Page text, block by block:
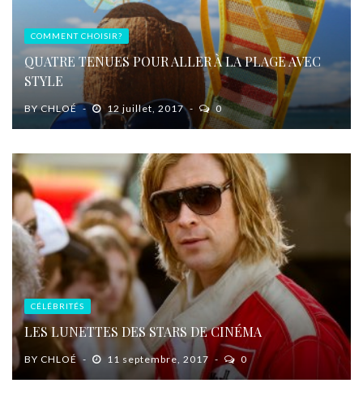
COMMENT CHOISIR?
QUATRE TENUES POUR ALLER À LA PLAGE AVEC
STYLE
BYCHLOÉ 12 juillet, 2017 0
CÉLÉBRITÉS
LES LUNETTES DES STARS DE CINÉMA
BY CHLOÉ 11 septembre, 2017 0